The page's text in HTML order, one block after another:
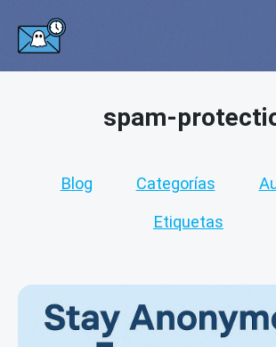
spam-
Blog Categorías
Etiquetas